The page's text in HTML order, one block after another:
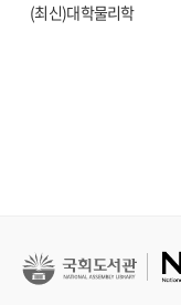
(최신)대학물리학